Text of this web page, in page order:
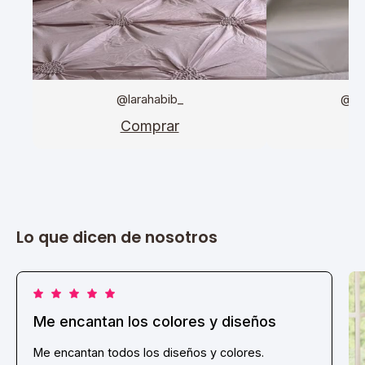
@larahabib_
Comprar
Lo que dicen de nosotros
Me encantan los colores y diseños
Me encantan todos los diseños y colores.